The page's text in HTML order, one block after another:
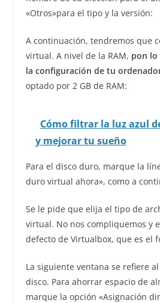
«Otros»para el tipo y la versión:
A continuación, tendremos que
virtual. A nivel de la RAM, pon lo
la configuración de tu
optado por 2 GB de RAM:
Cómo filtrar la luz azul
y mejorar tu sueño
Para el disco duro, marque la
duro virtual ahora», como a
Se le pide que elija el tipo de
virtual. No nos compliquemos y
defecto de Virtualbox, que es el
La siguiente ventana se refiere
disco. Para ahorrar espacio de
marque la opción «Asignación